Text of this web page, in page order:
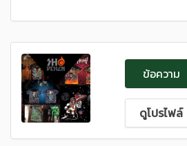
ข้อความ
ดูโปรไฟล์